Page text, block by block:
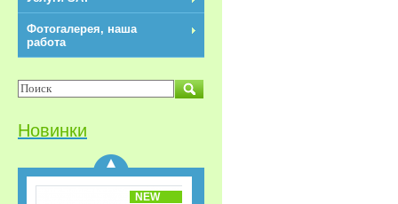
Фотогалерея, наша
работа
Новинки
Делитель HDMI 1x3
REXANT
NEW